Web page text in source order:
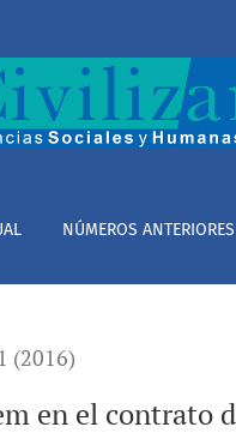
Colombia
NÚMEROS ANTERIORES
(2016)
en el contrato